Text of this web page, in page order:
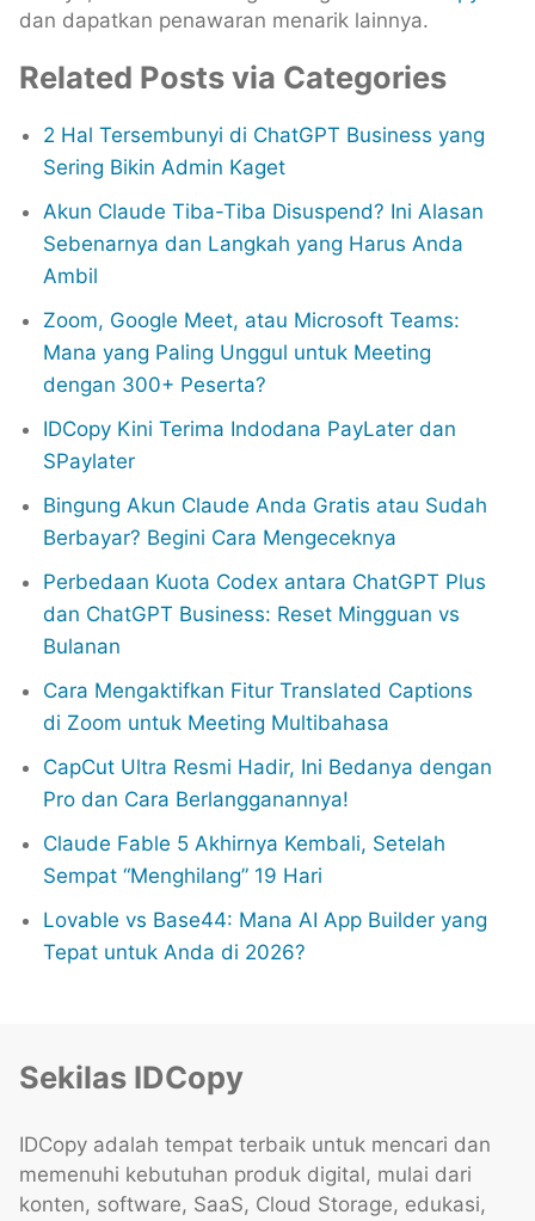
dan dapatkan penawaran menarik lainnya.
Related Posts via Categories
2 Hal Tersembunyi di ChatGPT Business yang
Sering Bikin Admin Kaget
Akun Claude Tiba-Tiba Disuspend? Ini Alasan
Sebenarnya dan Langkah yang Harus Anda
Ambil
Zoom, Google Meet, atau Microsoft Teams:
Mana yang Paling Unggul untuk Meeting
dengan 300+ Peserta?
IDCopy Kini Terima Indodana PayLater dan
SPaylater
Bingung Akun Claude Anda Gratis atau Sudah
Berbayar? Begini Cara Mengeceknya
Perbedaan Kuota Codex antara ChatGPT Plus
dan ChatGPT Business: Reset Mingguan vs
Bulanan
Cara Mengaktifkan Fitur Translated Captions
di Zoom untuk Meeting Multibahasa
CapCut Ultra Resmi Hadir, Ini Bedanya dengan
Pro dan Cara Berlangganannya!
Claude Fable 5 Akhirnya Kembali, Setelah
Sempat “Menghilang” 19 Hari
Lovable vs Base44: Mana AI App Builder yang
Tepat untuk Anda di 2026?
Sekilas IDCopy
IDCopy adalah tempat terbaik untuk mencari dan
memenuhi kebutuhan produk digital, mulai dari
konten, software, SaaS, Cloud Storage, edukasi,